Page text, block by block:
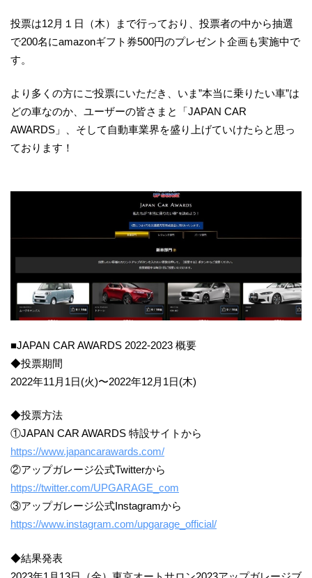
投票は12月１日（木）まで行っており、投票者の中から抽選
で200名にamazonギフト券500円のプレゼント企画も実施中で
す。
より多くの方にご投票にいただき、いま”本当に乗りたい車”は
どの車なのか、ユーザーの皆さまと「JAPAN CAR
AWARDS」、そして自動車業界を盛り上げていけたらと思っ
ております！
■​JAPAN CAR AWARDS 2022-2023 概要
◆投票期間
2022年11月1日(火)〜2022年12月1日(木)
◆投票方法
①JAPAN CAR AWARDS 特設サイトから
https://www.japancarawards.com/
②アップガレージ公式Twitterから
https://twitter.com/UPGARAGE_com
③アップガレージ公式Instagramから
https://www.instagram.com/upgarage_official/
◆結果発表